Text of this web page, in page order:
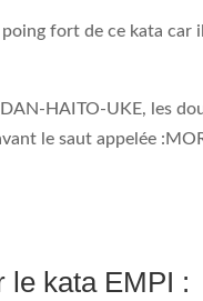
poing fort de ce kata
HAITO-UKE, les
le saut appelée
le kata EMPI :